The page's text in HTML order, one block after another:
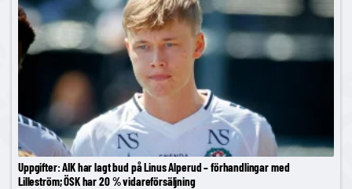
Uppgifter: AIK har lagt bud på Linus Alperud – förhandlingar med
Lilleström; ÖSK har 20 % vidareförsäljning